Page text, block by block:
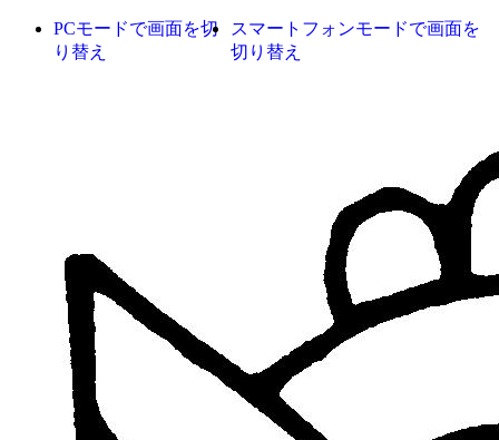
PCモードで画面を切
り替え
スマートフォンモードで画面を
切り替え